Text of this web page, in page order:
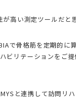
高い測定ツールだと
で骨格筋を定期的に
ビリテーションをご
と連携して訪問リ